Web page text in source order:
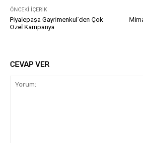
ÖNCEKI İÇERIK
Piyalepaşa Gayrimenkul’den Çok
Özel Kampanya
CEVAP VER